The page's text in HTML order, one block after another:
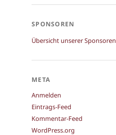
SPONSOREN
Übersicht unserer Sponsoren
META
Anmelden
Eintrags-Feed
Kommentar-Feed
WordPress.org